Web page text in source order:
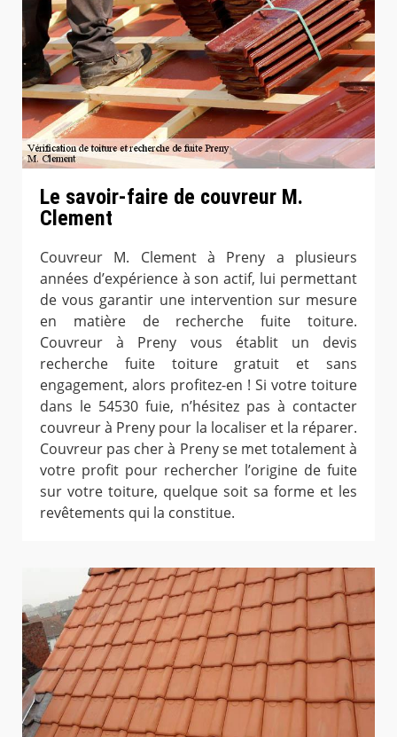
Le savoir-faire de couvreur M.
Clement
Couvreur M. Clement à Preny a plusieurs
années d’expérience à son actif, lui permettant
de vous garantir une intervention sur mesure
en matière de recherche fuite toiture.
Couvreur à Preny vous établit un devis
recherche fuite toiture gratuit et sans
engagement, alors profitez-en ! Si votre toiture
dans le 54530 fuie, n’hésitez pas à contacter
couvreur à Preny pour la localiser et la réparer.
Couvreur pas cher à Preny se met totalement à
votre profit pour rechercher l’origine de fuite
sur votre toiture, quelque soit sa forme et les
revêtements qui la constitue.